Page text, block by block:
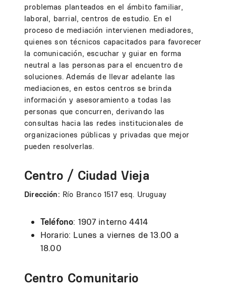
problemas planteados en el ámbito familiar,
laboral, barrial, centros de estudio. En el
proceso de mediación intervienen mediadores,
quienes son técnicos capacitados para favorecer
la comunicación, escuchar y guiar en forma
neutral a las personas para el encuentro de
soluciones. Además de llevar adelante las
mediaciones, en estos centros se brinda
información y asesoramiento a todas las
personas que concurren, derivando las
consultas hacia las redes institucionales de
organizaciones públicas y privadas que mejor
pueden resolverlas.
Centro / Ciudad Vieja
Dirección: Río Branco 1517 esq. Uruguay
Teléfono: 1907 interno 4414
Horario: Lunes a viernes de 13.00 a
18.00
Centro Comunitario